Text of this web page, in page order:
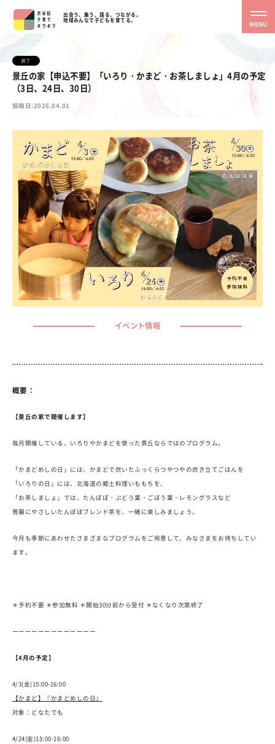
出会う、集う、語る、つながる。
地域みんなで子どもを育てる。
MENU
終了
景丘の家【申込不要】「いろり・かまど・お茶しましょ」4月の予定
（3日、24日、30日）
投稿日:2026.04.01
イベント情報
概要：
【景丘の家で開催します】
毎月開催している、いろりやかまどを使った景丘ならではのプログラム。
「かまどめしの日」には、かまどで炊いたふっくらつやつやの炊き立てごはんを
「いろりの日」には、北海道の郷土料理いももちを、
「お茶しましょ」では、たんぽぽ・ぶどう葉・ごぼう葉・レモングラスなど
胃腸にやさしいたんぽぽブレンド茶を、一緒に楽しみましょう。
今月も季節にあわせたさまざまなプログラムをご用意して、みなさまをお待ちしてい
ます。
＊予約不要 ＊参加無料 ＊開始30分前から受付 ＊なくなり次第終了
ーーーーーーーーーーーーー
【4月の予定】
4/3(金)15:00-16:00
【かまど】『かまどめしの日』
対象：どなたでも
4/24(金)15:00-16:00